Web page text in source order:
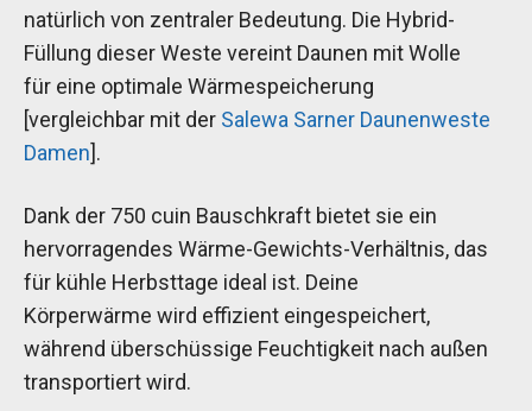
natürlich von zentraler Bedeutung. Die Hybrid-
Füllung dieser Weste vereint Daunen mit Wolle
für eine optimale Wärmespeicherung
[vergleichbar mit der Salewa Sarner Daunenweste
Damen].
Dank der 750 cuin Bauschkraft bietet sie ein
hervorragendes Wärme-Gewichts-Verhältnis, das
für kühle Herbsttage ideal ist. Deine
Körperwärme wird effizient eingespeichert,
während überschüssige Feuchtigkeit nach außen
transportiert wird.